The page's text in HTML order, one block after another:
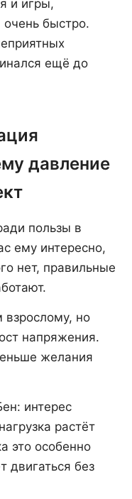
и игры,
очень быстро.
ещё до
давление
пользы в
ему интересно,
нет, правильные
но
напряжения.
желания
интерес
растёт
это особенно
двигаться без